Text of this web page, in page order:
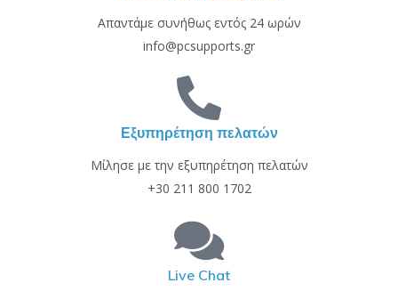
Απαντάμε συνήθως εντός 24 ωρών
info@pcsupports.gr
Εξυπηρέτηση πελατών
Μίλησε με την εξυπηρέτηση πελατών
+30 211 800 1702
Live Chat